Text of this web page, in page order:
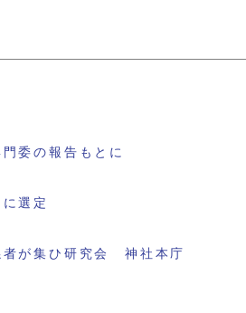
委の報告もとに
選定
が集ひ研究会 神社本庁